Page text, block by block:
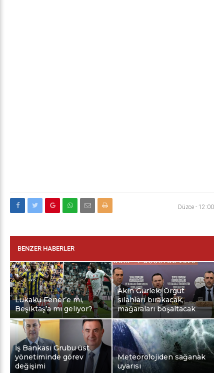
Düzce - 12:00
BENZER HABERLER
Lukaku Fener’e mi,
Beşiktaş’a mı geliyor?
Akın Gürlek: Örgüt
silahları bırakacak,
mağaraları boşaltacak
İş Bankası Grubu üst
yönetiminde görev
değişimi
Meteorolojiden sağanak
uyarısı